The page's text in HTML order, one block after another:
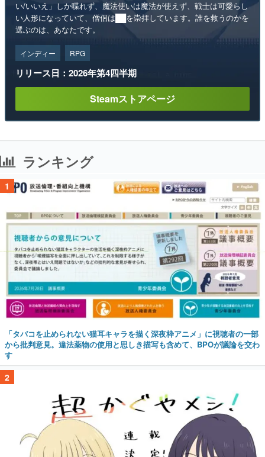
い/いいえ」しか喋れず、魔法使いは魔法が使えず、戦士は可愛らし
い人形になっていて、僧侶は██を崇拝しています。誰を救うのかを
選ぶのは、あなたです。
インディー RPG
リリース日：2026年第4四半期
Steamストアページ
ランキング
1
「タバコを止められない猫耳キャラを描く深夜枠アニメ」に視聴者の一部
から批判意見。違法薬物の使用と思しき描写も含めて、BPOが議論を交わ
す
2